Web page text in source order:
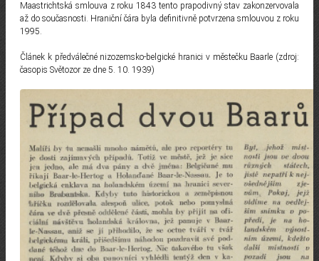
Maastrichtská smlouva z roku 1843 tento prapodivný stav zakonzervovala
až do současnosti. Hraniční čára byla definitivně potvrzena smlouvou z roku
1995.
Článek k předválečné nizozemsko-belgické hranici v městečku Baarle (zdroj:
časopis Světozor ze dne 5. 10. 1939)